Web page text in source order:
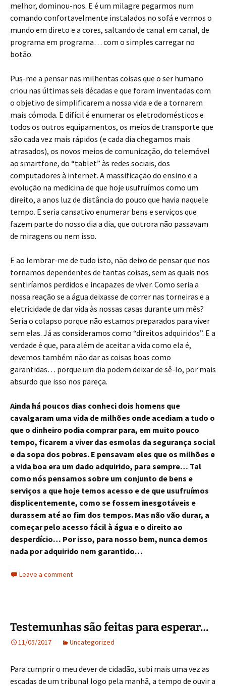
melhor, dominou-nos. E é um milagre pegarmos num
comando confortavelmente instalados no sofá e vermos o
mundo em direto e a cores, saltando de canal em canal, de
programa em programa… com o simples carregar no
botão.
Pus-me a pensar nas milhentas coisas que o ser humano
criou nas últimas seis décadas e que foram inventadas com
o objetivo de simplificarem a nossa vida e de a tornarem
mais cómoda. E difícil é enumerar os eletrodomésticos e
todos os outros equipamentos, os meios de transporte que
são cada vez mais rápidos (e cada dia chegamos mais
atrasados), os novos meios de comunicação, do telemóvel
ao smartfone, do “tablet” às redes sociais, dos
computadores à internet. A massificação do ensino e a
evolução na medicina de que hoje usufruímos como um
direito, a anos luz de distância do pouco que havia naquele
tempo. E seria cansativo enumerar bens e serviços que
fazem parte do nosso dia a dia, que outrora não passavam
de miragens ou nem isso.
E ao lembrar-me de tudo isto, não deixo de pensar que nos
tornamos dependentes de tantas coisas, sem as quais nos
sentiríamos perdidos e incapazes de viver. Como seria a
nossa reação se a água deixasse de correr nas torneiras e a
eletricidade de dar vida às nossas casas durante um mês?
Seria o colapso porque não estamos preparados para viver
sem elas. Já as consideramos como “direitos adquiridos”. E a
verdade é que, para além de aceitar a vida como ela é,
devemos também não dar as coisas boas como
garantidas… porque um dia podem deixar de sê-lo, por mais
absurdo que isso nos pareça.
Ainda há poucos dias conheci dois homens que
cavalgaram uma vida de milhões onde acediam a tudo o
que o dinheiro podia comprar para, em muito pouco
tempo, ficarem a viver das esmolas da segurança social
e da sopa dos pobres. E pensavam eles que os milhões e
a vida boa era um dado adquirido, para sempre… Tal
como nós pensamos sobre um conjunto de bens e
serviços a que hoje temos acesso e de que usufruímos
displicentemente, como se fossem inesgotáveis e
durassem até ao fim dos tempos. Mas não vão durar, a
começar pelo acesso fácil à água e o direito ao
desperdício… Por isso, para nosso bem, nunca demos
nada por adquirido nem garantido…
Leave a comment
Testemunhas são feitas para esperar…
11/05/2017 Uncategorized
Para cumprir o meu dever de cidadão, subi mais uma vez as
escadas de um tribunal logo pela manhã, a tempo de ouvir a